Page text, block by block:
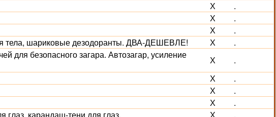
Х
.
Х
.
Х
.
тела, шариковые дезодоранты. ДВА-ДЕШЕВЛЕ! Х
.
для безопасного загара. Автозагар, усиление
Х
.
Х
.
Х
.
Х
.